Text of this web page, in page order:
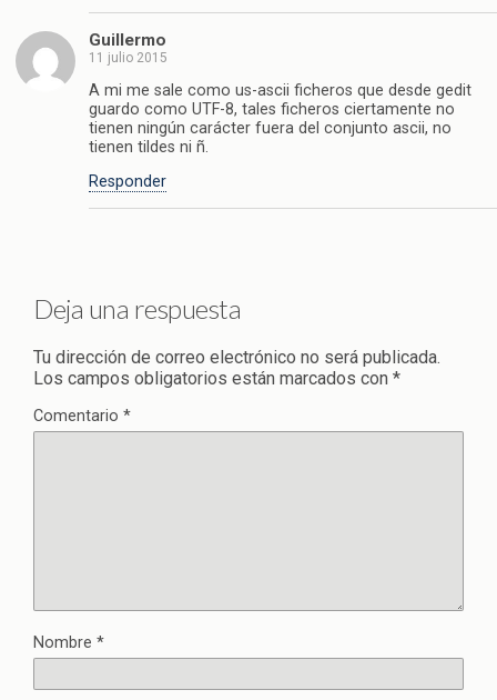
Guillermo
11 julio 2015
A mi me sale como us-ascii ficheros que desde gedit
guardo como UTF-8, tales ficheros ciertamente no
tienen ningún carácter fuera del conjunto ascii, no
tienen tildes ni ñ.
Responder
Deja una respuesta
Tu dirección de correo electrónico no será publicada.
Los campos obligatorios están marcados con *
Comentario *
Nombre *